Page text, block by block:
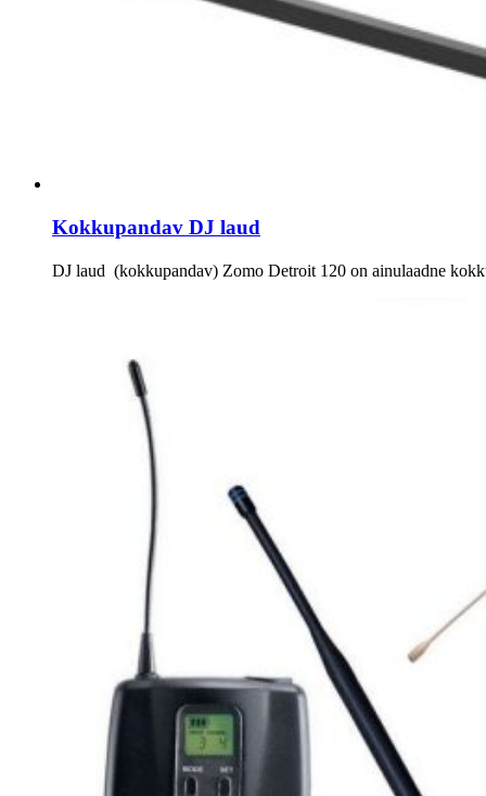
Kokkupandav DJ laud
DJ laud (kokkupandav) Zomo Detroit 120 on ainulaadne